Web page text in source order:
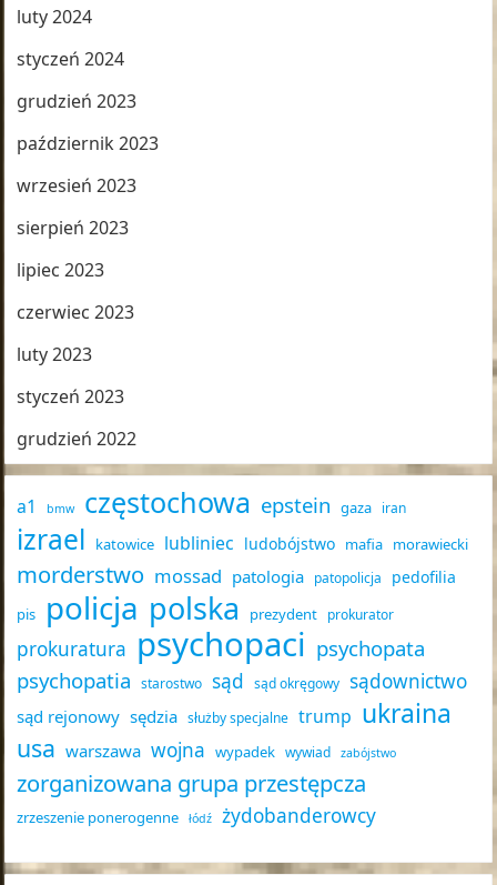
luty 2024
styczeń 2024
grudzień 2023
październik 2023
wrzesień 2023
sierpień 2023
lipiec 2023
czerwiec 2023
luty 2023
styczeń 2023
grudzień 2022
a1 bmw częstochowa epstein gaza iran
izrael katowice lubliniec ludobójstwo mafia morawiecki
morderstwo mossad patologia patopolicja pedofilia
pis policja polska prezydent prokurator
prokuratura psychopaci psychopata
psychopatia
starostwo sąd sąd okręgowy sądownictwo
sąd rejonowy sędzia służby specjalne trump ukraina
usa warszawa wojna wypadek wywiad zabójstwo
zorganizowana grupa przestępcza
zrzeszenie ponerogenne łódź żydobanderowcy